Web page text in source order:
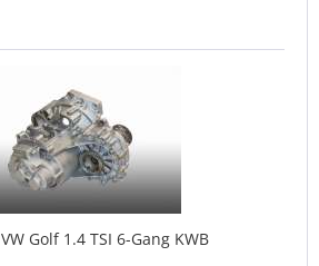
Golf 1.4 TSI 6-Gang KWB